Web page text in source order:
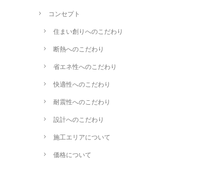
コンセプト
住まい創りへのこだわり
断熱へのこだわり
省エネ性へのこだわり
快適性へのこだわり
耐震性へのこだわり
設計へのこだわり
施工エリアについて
価格について